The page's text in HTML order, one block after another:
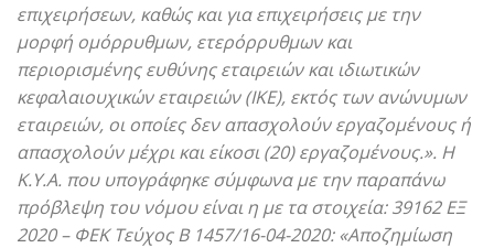
επιχειρήσεων, καθώς και για επιχειρήσεις με την
μορφή ομόρρυθμων, ετερόρρυθμων και
περιορισμένης ευθύνης εταιρειών και ιδιωτικών
κεφαλαιουχικών εταιρειών (IKE), εκτός των ανώνυμων
εταιρειών, οι οποίες δεν απασχολούν εργαζομένους ή
απασχολούν μέχρι και είκοσι (20) εργαζομένους.». Η
Κ.Υ.Α. που υπογράφηκε σύμφωνα με την παραπάνω
πρόβλεψη του νόμου είναι η με τα στοιχεία: 39162 ΕΞ
2020 – ΦΕΚ Τεύχος Β 1457/16-04-2020: «Αποζημίωση